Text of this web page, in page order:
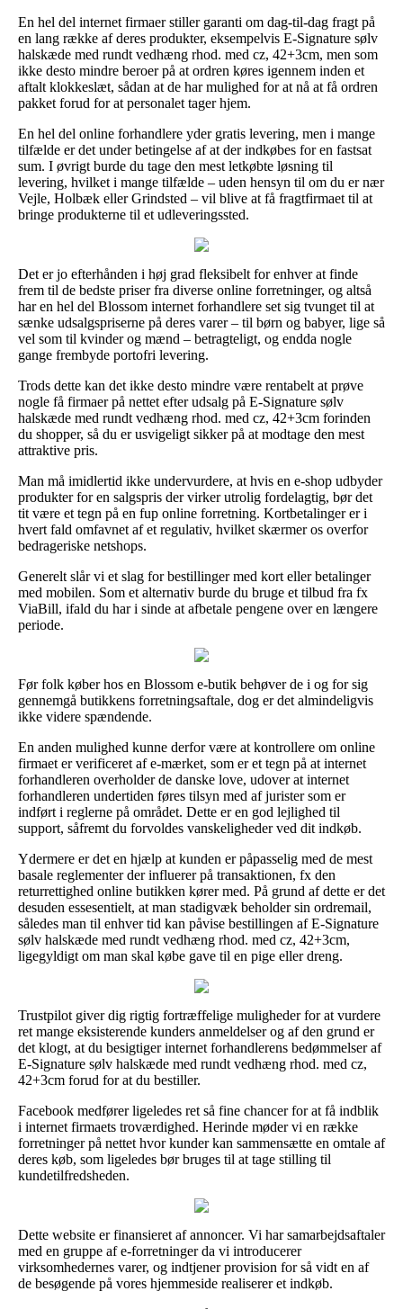
En hel del internet firmaer stiller garanti om dag-til-dag fragt på
en lang række af deres produkter, eksempelvis E-Signature sølv
halskæde med rundt vedhæng rhod. med cz, 42+3cm, men som
ikke desto mindre beroer på at ordren køres igennem inden et
aftalt klokkeslæt, sådan at de har mulighed for at nå at få ordren
pakket forud for at personalet tager hjem.
En hel del online forhandlere yder gratis levering, men i mange
tilfælde er det under betingelse af at der indkøbes for en fastsat
sum. I øvrigt burde du tage den mest letkøbte løsning til
levering, hvilket i mange tilfælde – uden hensyn til om du er nær
Vejle, Holbæk eller Grindsted – vil blive at få fragtfirmaet til at
bringe produkterne til et udleveringssted.
Det er jo efterhånden i høj grad fleksibelt for enhver at finde
frem til de bedste priser fra diverse online forretninger, og altså
har en hel del Blossom internet forhandlere set sig tvunget til at
sænke udsalgspriserne på deres varer – til børn og babyer, lige så
vel som til kvinder og mænd – betragteligt, og endda nogle
gange frembyde portofri levering.
Trods dette kan det ikke desto mindre være rentabelt at prøve
nogle få firmaer på nettet efter udsalg på E-Signature sølv
halskæde med rundt vedhæng rhod. med cz, 42+3cm forinden
du shopper, så du er usvigeligt sikker på at modtage den mest
attraktive pris.
Man må imidlertid ikke undervurdere, at hvis en e-shop udbyder
produkter for en salgspris der virker utrolig fordelagtig, bør det
tit være et tegn på en fup online forretning. Kortbetalinger er i
hvert fald omfavnet af et regulativ, hvilket skærmer os overfor
bedrageriske netshops.
Generelt slår vi et slag for bestillinger med kort eller betalinger
med mobilen. Som et alternativ burde du bruge et tilbud fra fx
ViaBill, ifald du har i sinde at afbetale pengene over en længere
periode.
Før folk køber hos en Blossom e-butik behøver de i og for sig
gennemgå butikkens forretningsaftale, dog er det almindeligvis
ikke videre spændende.
En anden mulighed kunne derfor være at kontrollere om online
firmaet er verificeret af e-mærket, som er et tegn på at internet
forhandleren overholder de danske love, udover at internet
forhandleren undertiden føres tilsyn med af jurister som er
indført i reglerne på området. Dette er en god lejlighed til
support, såfremt du forvoldes vanskeligheder ved dit indkøb.
Ydermere er det en hjælp at kunden er påpasselig med de mest
basale reglementer der influerer på transaktionen, fx den
returrettighed online butikken kører med. På grund af dette er det
desuden essesentielt, at man stadigvæk beholder sin ordremail,
således man til enhver tid kan påvise bestillingen af E-Signature
sølv halskæde med rundt vedhæng rhod. med cz, 42+3cm,
ligegyldigt om man skal købe gave til en pige eller dreng.
Trustpilot giver dig rigtig fortræffelige muligheder for at vurdere
ret mange eksisterende kunders anmeldelser og af den grund er
det klogt, at du besigtiger internet forhandlerens bedømmelser af
E-Signature sølv halskæde med rundt vedhæng rhod. med cz,
42+3cm forud for at du bestiller.
Facebook medfører ligeledes ret så fine chancer for at få indblik
i internet firmaets troværdighed. Herinde møder vi en række
forretninger på nettet hvor kunder kan sammensætte en omtale af
deres køb, som ligeledes bør bruges til at tage stilling til
kundetilfredsheden.
Dette website er finansieret af annoncer. Vi har samarbejdsaftaler
med en gruppe af e-forretninger da vi introducerer
virksomhedernes varer, og indtjener provision for så vidt en af
de besøgende på vores hjemmeside realiserer et indkøb.